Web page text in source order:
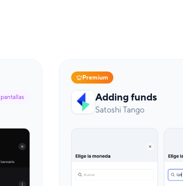
pantallas
Premium
Adding funds
Satoshi Tango